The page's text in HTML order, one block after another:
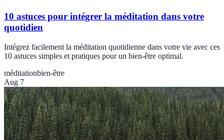
10 astuces pour intégrer la méditation dans votre
quotidien
Intégrez facilement la méditation quotidienne dans votre vie avec ces
10 astuces simples et pratiques pour un bien-être optimal.
méditationbien-être
Aug 7